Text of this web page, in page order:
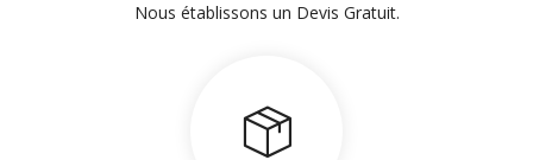
Nous établissons un Devis Gratuit.